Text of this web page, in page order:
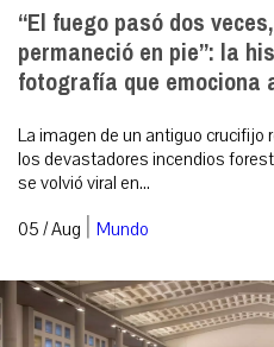
“El fuego pasó dos
permaneció en pie”: la
fotografía que emociona
La imagen de un antiguo crucifijo
los devastadores incendios
se volvió viral en...
05 / Aug | Mundo